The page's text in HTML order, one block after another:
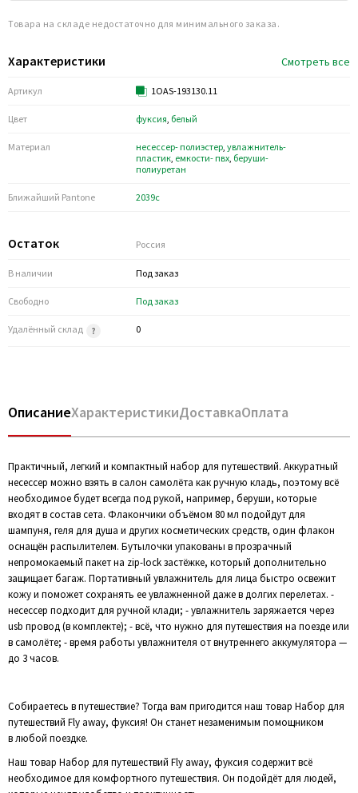
Характеристики Смотреть все
Артикул 1OAS-193130.11
Цвет фуксия, белый
Материал несессер- полиэстер, увлажнитель-
пластик, емкости- пвх, беруши-
полиуретан
Ближайший Pantone 2039c
Остаток Россия
В наличии Под заказ
Свободно Под заказ
Удалённый склад 0
Товара на складе недостаточно для минимального заказа.
ОписаниеХарактеристикиДоставкаОплата
Практичный, легкий и компактный набор для путешествий. Аккуратный
несессер можно взять в салон самолёта как ручную кладь, поэтому всё
необходимое будет всегда под рукой, например, беруши, которые
входят в состав сета. Флакончики объёмом 80 мл подойдут для
шампуня, геля для душа и других косметических средств, один флакон
оснащён распылителем. Бутылочки упакованы в прозрачный
непромокаемый пакет на zip-lock застёжке, который дополнительно
защищает багаж. Портативный увлажнитель для лица быстро освежит
кожу и поможет сохранять ее увлажненной даже в долгих перелетах. -
несессер подходит для ручной клади; - увлажнитель заряжается через
usb провод (в комплекте); - всё, что нужно для путешествия на поезде или
в самолёте; - время работы увлажнителя от внутреннего аккумулятора —
до 3 часов.
Собираетесь в путешествие? Тогда вам пригодится наш товар Набор для
путешествий Fly away, фуксия! Он станет незаменимым помощником
в любой поездке.
Наш товар Набор для путешествий Fly away, фуксия содержит всё
необходимое для комфортного путешествия. Он подойдёт для людей,